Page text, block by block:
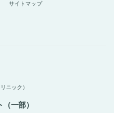
サイトマップ
ニック）
一部）